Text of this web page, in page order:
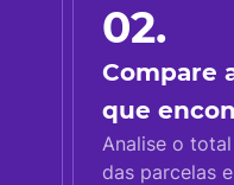
02.
Compare
que
Analise o
das parcelas